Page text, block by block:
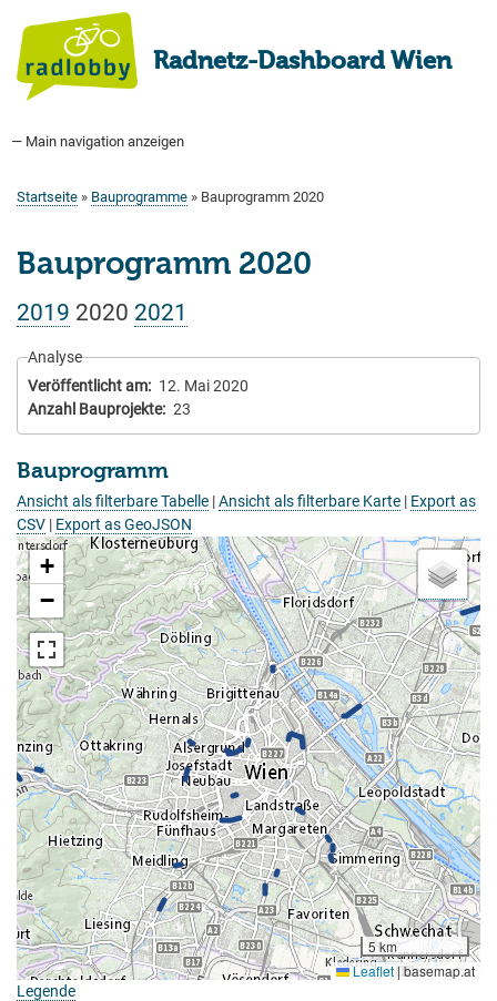
Inhalt
Radnetz-Dashboard Wien
Main
— Main navigation anzeigen
Startseite
Bauprogramm
Aktuell Geplant
Weitere Bauprojekte
Hauptradverkehrsnetz
Bezirke
Medienberichte
Tags
Über uns
Startseite Bauprogramme Bauprogramm 2020
Bauprogramm 2020
2019 2020 2021
Analyse
Veröffentlicht am
12. Mai 2020
Anzahl Bauprojekte
23
Bauprogramm
Ansicht als filterbare Tabelle |Ansicht als filterbare Karte | Export as
CSV | Export as GeoJSON
+
−
5 km
Leaflet|basemap.at
Legende